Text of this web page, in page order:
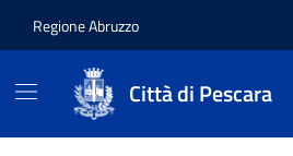
Regione Abruzzo
Città di Pescara